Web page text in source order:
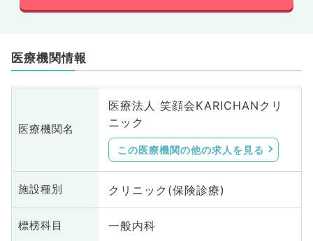
医療機関情報
医療機関名
医療法人 笑顔会KARICHANクリ
ニック
この医療機関の他の求人を見る
施設種別 クリニック(保険診療)
標榜科目 一般内科